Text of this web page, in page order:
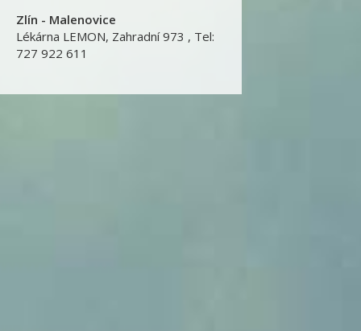
Zlín - Malenovice
Lékárna LEMON, Zahradní 973 , Tel:
727 922 611